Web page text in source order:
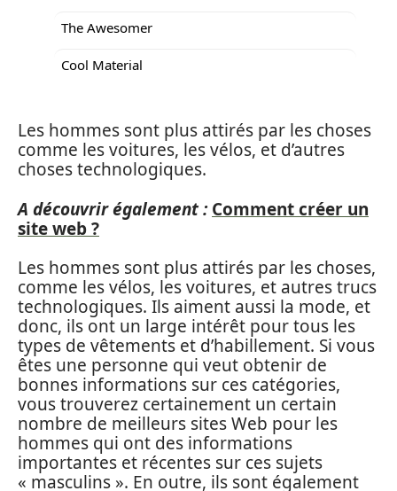
The Awesomer
Cool Material
Les hommes sont plus attirés par les choses
comme les voitures, les vélos, et d’autres
choses technologiques.
A découvrir également : Comment créer un
site web ?
Les hommes sont plus attirés par les choses,
comme les vélos, les voitures, et autres trucs
technologiques. Ils aiment aussi la mode, et
donc, ils ont un large intérêt pour tous les
types de vêtements et d’habillement. Si vous
êtes une personne qui veut obtenir de
bonnes informations sur ces catégories,
vous trouverez certainement un certain
nombre de meilleurs sites Web pour les
hommes qui ont des informations
importantes et récentes sur ces sujets
« masculins ». En outre, ils sont également